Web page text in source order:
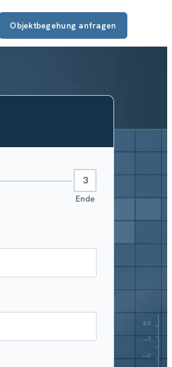
Objektbegehung anfragen
Ende